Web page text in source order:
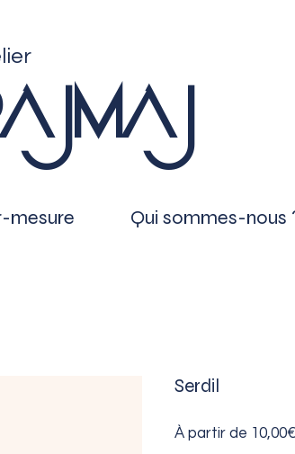
mesure Qui sommes-nous
Serdil
À partir de 10,00€